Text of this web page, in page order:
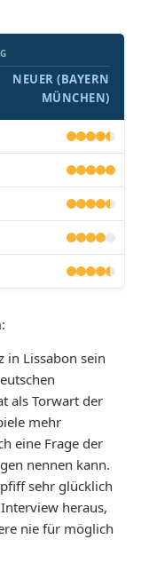
NEUER (BAYERN
MÜNCHEN)
:
in Lissabon sein
als Torwart der
mehr
eine Frage der
nennen kann.
sehr glücklich
heraus,
nie für möglich